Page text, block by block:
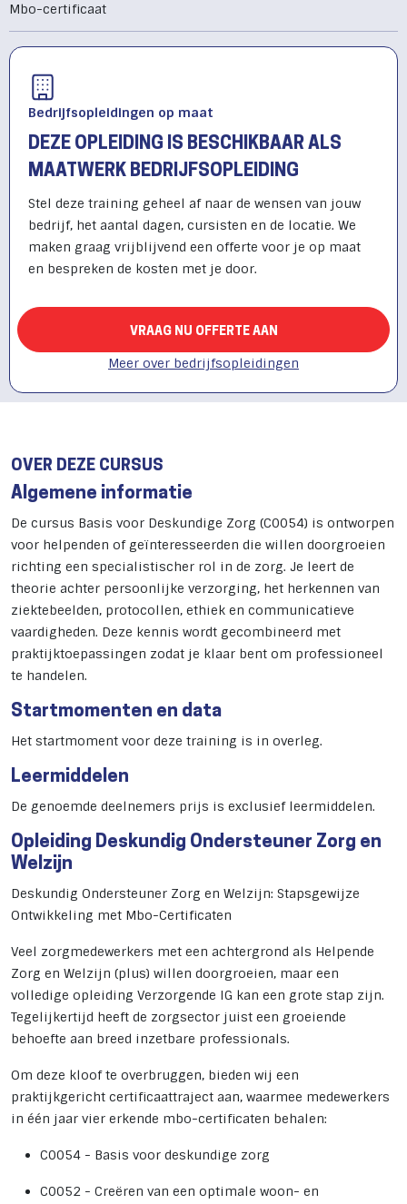
Mbo-certificaat
Bedrijfsopleidingen op maat
DEZE OPLEIDING IS BESCHIKBAAR ALS
MAATWERK BEDRIJFSOPLEIDING
Stel deze training geheel af naar de wensen van jouw
bedrijf, het aantal dagen, cursisten en de locatie. We
maken graag vrijblijvend een offerte voor je op maat
en bespreken de kosten met je door.
VRAAG NU OFFERTE AAN
Meer over bedrijfsopleidingen
OVER DEZE CURSUS
Algemene informatie
De cursus Basis voor Deskundige Zorg (C0054) is ontworpen
voor helpenden of geïnteresseerden die willen doorgroeien
richting een specialistischer rol in de zorg. Je leert de
theorie achter persoonlijke verzorging, het herkennen van
ziektebeelden, protocollen, ethiek en communicatieve
vaardigheden. Deze kennis wordt gecombineerd met
praktijktoepassingen zodat je klaar bent om professioneel
te handelen.
Startmomenten en data
Het startmoment voor deze training is in overleg.
Leermiddelen
De genoemde deelnemers prijs is exclusief leermiddelen.
Opleiding Deskundig Ondersteuner Zorg en
Welzijn
Deskundig Ondersteuner Zorg en Welzijn: Stapsgewijze
Ontwikkeling met Mbo-Certificaten
Veel zorgmedewerkers met een achtergrond als Helpende
Zorg en Welzijn (plus) willen doorgroeien, maar een
volledige opleiding Verzorgende IG kan een grote stap zijn.
Tegelijkertijd heeft de zorgsector juist een groeiende
behoefte aan breed inzetbare professionals.
Om deze kloof te overbruggen, bieden wij een
praktijkgericht certificaattraject aan, waarmee medewerkers
in één jaar vier erkende mbo-certificaten behalen:
C0054 - Basis voor deskundige zorg
C0052 - Creëren van een optimale woon- en